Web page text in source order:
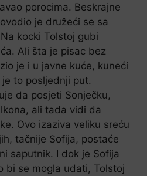
porocima. Beskrajne
je družeći se sa
kocki Tolstoj gubi
Ali šta je pisac bez
je i u javne kuće, kuneći
to posljednji put.
da posjeti Sonječku,
ali tada vidi da
Ovo izaziva veliku sreću
tačnije Sofija, postaće
saputnik. I dok je Sofija
bi se mogla udati, Tolstoj